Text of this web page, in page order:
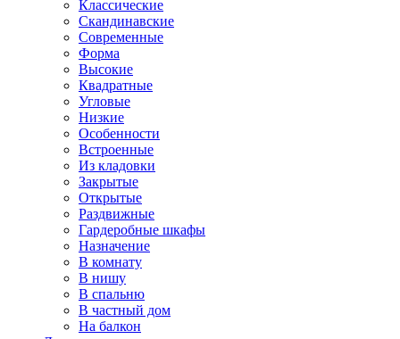
Классические
Скандинавские
Современные
Форма
Высокие
Квадратные
Угловые
Низкие
Особенности
Встроенные
Из кладовки
Закрытые
Открытые
Раздвижные
Гардеробные шкафы
Назначение
В комнату
В нишу
В спальню
В частный дом
На балкон